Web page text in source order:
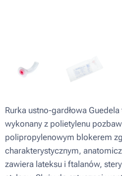
Rurka ustno-gardłowa
wykonany z polietylenu
polipropylenowym blokerem
charakterystycznym,
zawiera lateksu i ftalanów,